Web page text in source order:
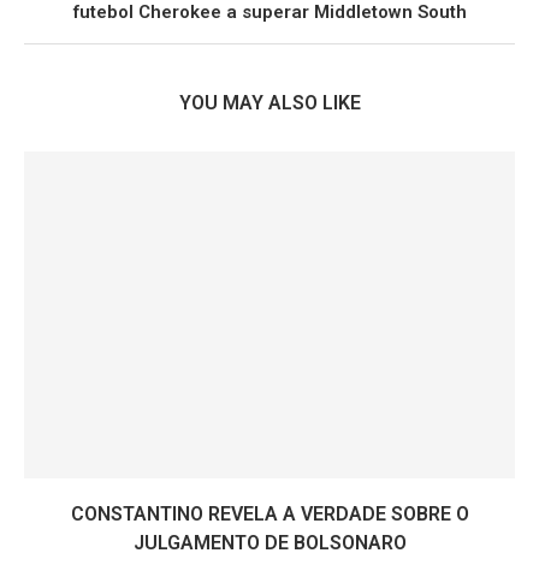
futebol Cherokee a superar Middletown South
YOU MAY ALSO LIKE
CONSTANTINO REVELA A VERDADE SOBRE O
JULGAMENTO DE BOLSONARO